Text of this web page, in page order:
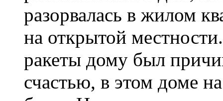
разорвалась в жилом
на открытой
ракеты дому был
счастью, в этом доме